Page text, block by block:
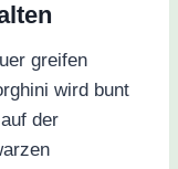
greifen
wird bunt
der